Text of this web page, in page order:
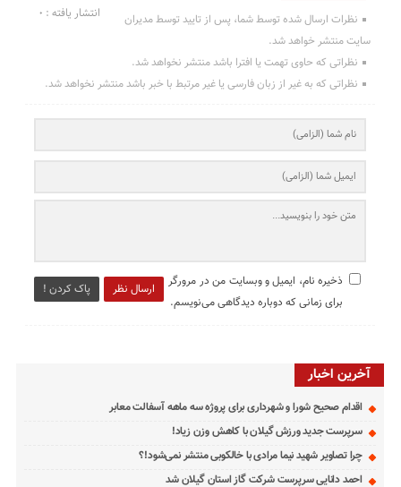
انتشار یافته : ۰
نظرات ارسال شده توسط شما، پس از تایید توسط مدیران
سایت منتشر خواهد شد.
نظراتی که حاوی تهمت یا افترا باشد منتشر نخواهد شد.
نظراتی که به غیر از زبان فارسی یا غیر مرتبط با خبر باشد منتشر نخواهد شد.
ارسال نظر پاک کردن !
ذخیره نام، ایمیل و وبسایت من در مرورگر
برای زمانی که دوباره دیدگاهی می‌نویسم.
آخرین اخبار
اقدام صحیح شورا و شهرداری برای پروژه سه ماهه آسفالت معابر
سرپرست جدید ورزش گیلان با کاهش وزن زیاد!
چرا تصاویر شهید نیما مرادی با خالکوبی منتشر نمی‌شود!؟
احمد دانایی سرپرست شرکت گاز استان گیلان شد